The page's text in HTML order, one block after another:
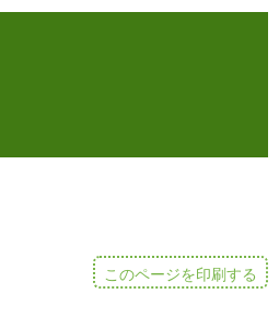
このページを印刷する